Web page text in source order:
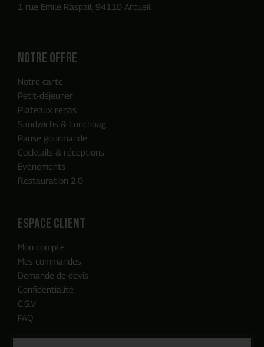
Notre équipe reviendra vers vous
en moins de 24h, c'est promis
1 rue Emile Raspail, 94110 Arcueil
Notre offre
Notre carte
Petit-déjeuner
Plateaux repas
Sandwichs & Lunchbag
Pause gourmande
Cocktails & réceptions
Evènements
Restauration 2.0
espace client
Mon compte
Mes commandes
Demande de devis
Confidentialité
C.G.V
FAQ